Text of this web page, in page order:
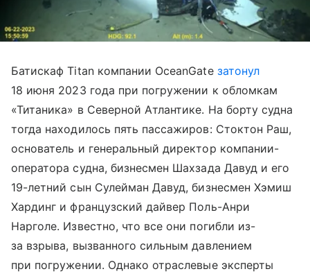
Батискаф Titan компании OceanGate затонул
18 июня 2023 года при погружении к обломкам
«Титаника» в Северной Атлантике. На борту судна
тогда находилось пять пассажиров: Стоктон Раш,
основатель и генеральный директор компании-
оператора судна, бизнесмен Шахзада Давуд и его
19-летний сын Сулейман Давуд, бизнесмен Хэмиш
Хардинг и французский дайвер Поль-Анри
Нарголе. Известно, что все они погибли из-
за взрыва, вызванного сильным давлением
при погружении. Однако отраслевые эксперты